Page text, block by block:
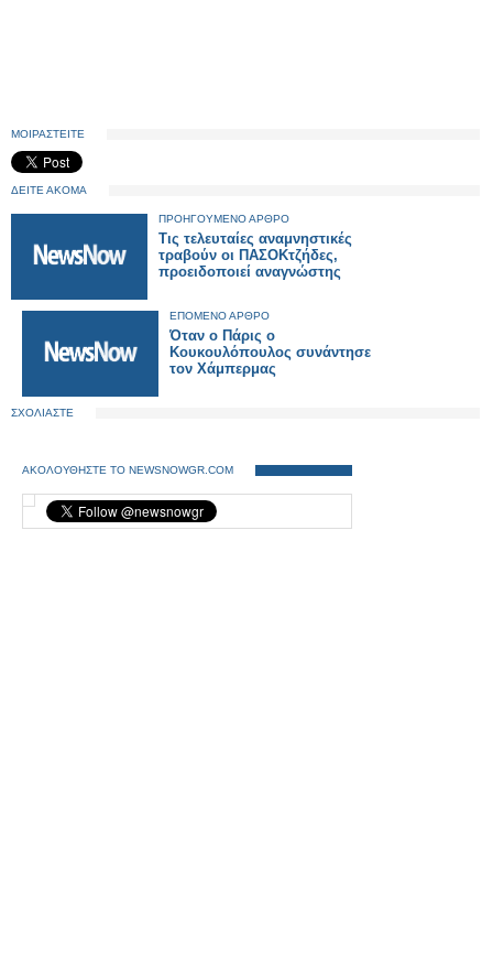
ΜΟΙΡΑΣΤΕΙΤΕ
ΔΕΙΤΕ ΑΚΟΜΑ
ΠΡΟΗΓΟΥΜΕΝΟ ΑΡΘΡΟ
Τις τελευταίες αναμνηστικές
τραβούν οι ΠΑΣΟΚτζήδες,
προειδοποιεί αναγνώστης
ΕΠΟΜΕΝΟ ΑΡΘΡΟ
Όταν ο Πάρις ο
Κουκουλόπουλος συνάντησε
τον Χάμπερμας
ΣΧΟΛΙΑΣΤΕ
ΑΚΟΛΟΥΘΗΣΤΕ ΤΟ NEWSNOWGR.COM